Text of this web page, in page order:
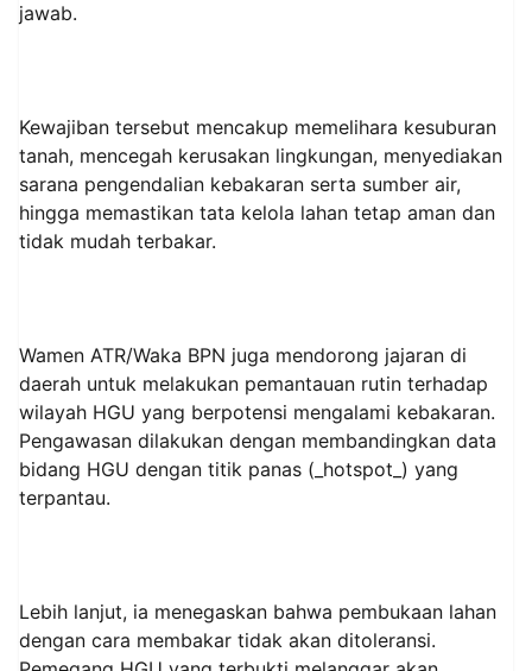
jawab.
Kewajiban tersebut mencakup memelihara kesuburan
tanah, mencegah kerusakan lingkungan, menyediakan
sarana pengendalian kebakaran serta sumber air,
hingga memastikan tata kelola lahan tetap aman dan
tidak mudah terbakar.
Wamen ATR/Waka BPN juga mendorong jajaran di
daerah untuk melakukan pemantauan rutin terhadap
wilayah HGU yang berpotensi mengalami kebakaran.
Pengawasan dilakukan dengan membandingkan data
bidang HGU dengan titik panas (_hotspot_) yang
terpantau.
Lebih lanjut, ia menegaskan bahwa pembukaan lahan
dengan cara membakar tidak akan ditoleransi.